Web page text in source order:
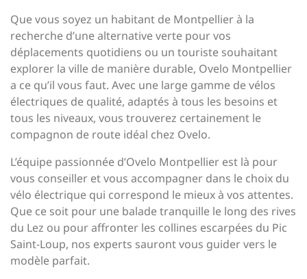
Que vous soyez un habitant de Montpellier à la
recherche d’une alternative verte pour vos
déplacements quotidiens ou un touriste souhaitant
explorer la ville de manière durable, Ovelo Montpellier
a ce qu’il vous faut. Avec une large gamme de vélos
électriques de qualité, adaptés à tous les besoins et
tous les niveaux, vous trouverez certainement le
compagnon de route idéal chez Ovelo.
L’équipe passionnée d’Ovelo Montpellier est là pour
vous conseiller et vous accompagner dans le choix du
vélo électrique qui correspond le mieux à vos attentes.
Que ce soit pour une balade tranquille le long des rives
du Lez ou pour affronter les collines escarpées du Pic
Saint-Loup, nos experts sauront vous guider vers le
modèle parfait.